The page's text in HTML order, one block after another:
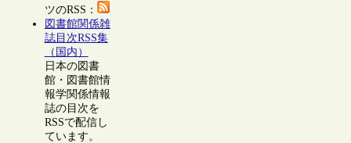
ツのRSS：
図書館関係雑
誌目次RSS集
（国内）
日本の図書
館・図書館情
報学関係情報
誌の目次を
RSSで配信し
ています。